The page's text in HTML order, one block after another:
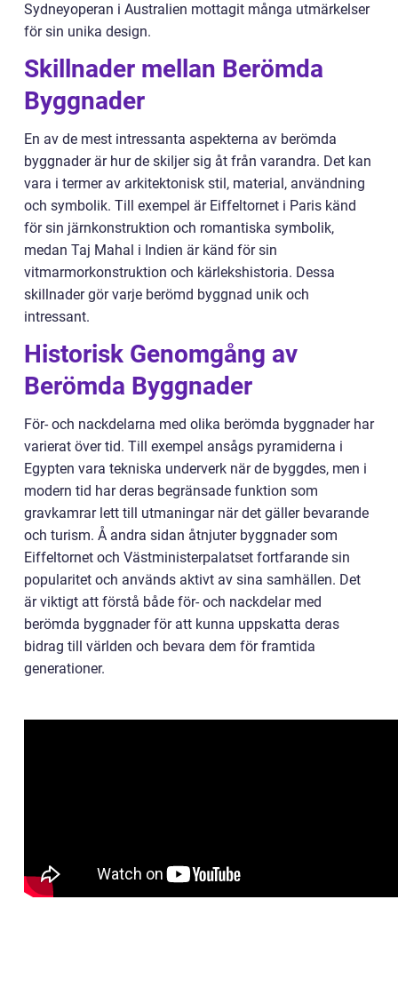
Sydneyoperan i Australien mottagit många utmärkelser
för sin unika design.
Skillnader mellan Berömda
Byggnader
En av de mest intressanta aspekterna av berömda
byggnader är hur de skiljer sig åt från varandra. Det kan
vara i termer av arkitektonisk stil, material, användning
och symbolik. Till exempel är Eiffeltornet i Paris känd
för sin järnkonstruktion och romantiska symbolik,
medan Taj Mahal i Indien är känd för sin
vitmarmorkonstruktion och kärlekshistoria. Dessa
skillnader gör varje berömd byggnad unik och
intressant.
Historisk Genomgång av
Berömda Byggnader
För- och nackdelarna med olika berömda byggnader har
varierat över tid. Till exempel ansågs pyramiderna i
Egypten vara tekniska underverk när de byggdes, men i
modern tid har deras begränsade funktion som
gravkamrar lett till utmaningar när det gäller bevarande
och turism. Å andra sidan åtnjuter byggnader som
Eiffeltornet och Västministerpalatset fortfarande sin
popularitet och används aktivt av sina samhällen. Det
är viktigt att förstå både för- och nackdelar med
berömda byggnader för att kunna uppskatta deras
bidrag till världen och bevara dem för framtida
generationer.